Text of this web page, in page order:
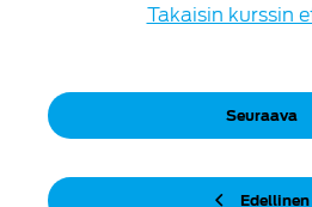
Edellinen
Takaisin kurssin
Seuraava